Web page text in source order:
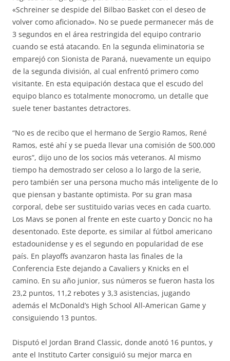
«Schreiner se despide del Bilbao Basket con el deseo de
volver como aficionado». No se puede permanecer más de
3 segundos en el área restringida del equipo contrario
cuando se está atacando. En la segunda eliminatoria se
emparejó con Sionista de Paraná, nuevamente un equipo
de la segunda división, al cual enfrentó primero como
visitante. En esta equipación destaca que el escudo del
equipo blanco es totalmente monocromo, un detalle que
suele tener bastantes detractores.
“No es de recibo que el hermano de Sergio Ramos, René
Ramos, esté ahí y se pueda llevar una comisión de 500.000
euros”, dijo uno de los socios más veteranos. Al mismo
tiempo ha demostrado ser celoso a lo largo de la serie,
pero también ser una persona mucho más inteligente de lo
que piensan y bastante optimista. Por su gran masa
corporal, debe ser sustituido varias veces en cada cuarto.
Los Mavs se ponen al frente en este cuarto y Doncic no ha
desentonado. Este deporte, es similar al fútbol americano
estadounidense y es el segundo en popularidad de ese
país. En playoffs avanzaron hasta las finales de la
Conferencia Este dejando a Cavaliers y Knicks en el
camino. En su año junior, sus números se fueron hasta los
23,2 puntos, 11,2 rebotes y 3,3 asistencias, jugando
además el McDonald’s High School All-American Game y
consiguiendo 13 puntos.
Disputó el Jordan Brand Classic, donde anotó 16 puntos, y
ante el Instituto Carter consiguió su mejor marca en